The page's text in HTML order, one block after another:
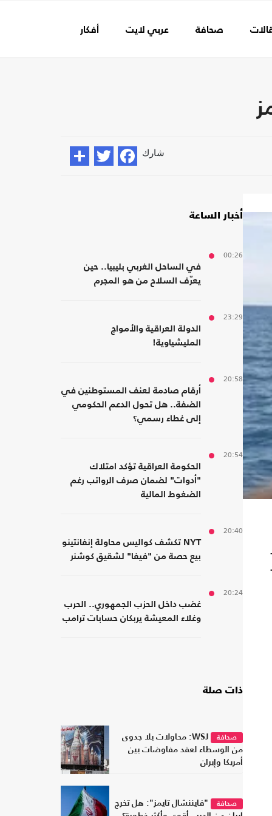
صحافة عربي لايت أفكار
شارك
أخبار الساعة
00:26
في الساحل الغربي بليبيا.. حين
يعرّف السلاح من هو المجرم
23:29
الدولة العراقية والأمواج
المليشياوية!
20:58
أرقام صادمة لعنف المستوطنين في
الضفة.. هل تحول الدعم الحكومي
إلى غطاء رسمي؟
20:54
الحكومة العراقية تؤكد امتلاك
"أدوات" لضمان صرف الرواتب رغم
الضغوط المالية
20:40
NYT تكشف كواليس محاولة إنفانتينو
بيع حصة من "فيفا" لشقيق كوشنر
20:24
غضب داخل الحزب الجمهوري.. الحرب
وغلاء المعيشة يربكان حسابات ترامب
ذات صلة
صحافة
WSJ: محاولات بلا جدوى
من الوسطاء لعقد مفاوضات بين
أمريكا وإيران
صحافة
"فايننشال تايمز": هل تخرج